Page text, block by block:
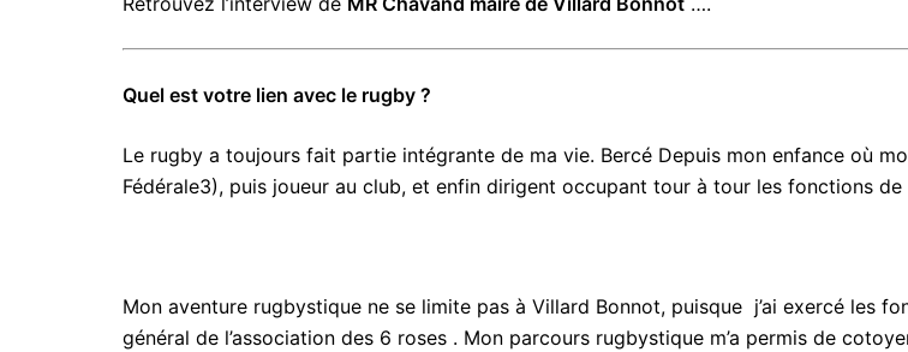
Quel est votre lien avec le rugby ?
Le rugby a toujours fait partie intégrante de ma vie. Bercé Depuis mon enfance où
Fédérale3), puis joueur au club, et enfin dirigent occupant tour à tour les fonctions
Mon aventure rugbystique ne se limite pas à Villard Bonnot, puisque j’ai exercé les
général de l’association des 6 roses . Mon parcours rugbystique m’a permis de